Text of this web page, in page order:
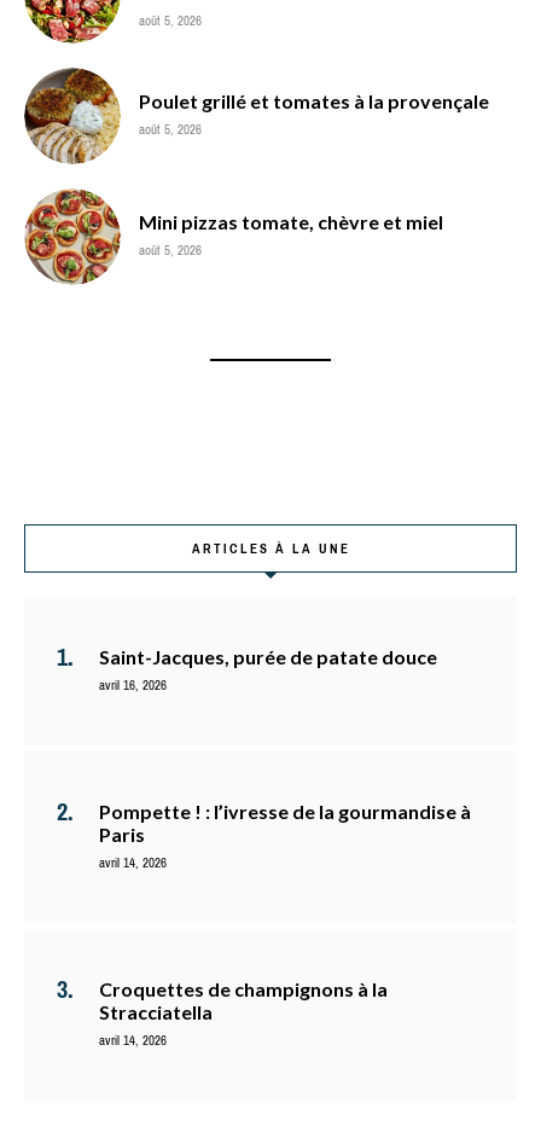
août 5, 2026
Poulet grillé et tomates à la provençale
août 5, 2026
Mini pizzas tomate, chèvre et miel
août 5, 2026
ARTICLES À LA UNE
Saint-Jacques, purée de patate douce
avril 16, 2026
Pompette ! : l’ivresse de la gourmandise à
Paris
avril 14, 2026
Croquettes de champignons à la
Stracciatella
avril 14, 2026